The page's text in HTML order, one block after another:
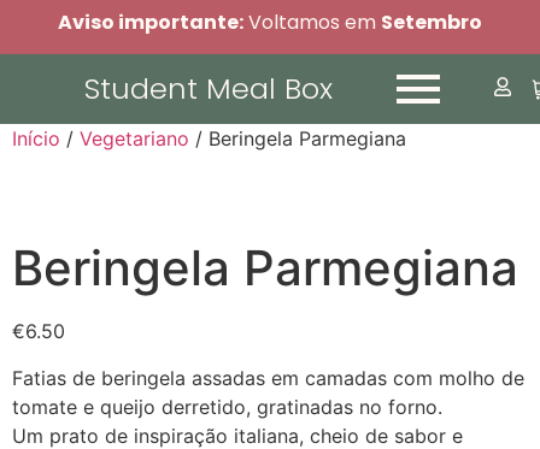
Aviso importante:Voltamos em Setembro
Student Meal Box
Início / Vegetariano / Beringela Parmegiana
Beringela Parmegiana
€6.50
Fatias de beringela assadas em camadas com molho de
tomate e queijo derretido, gratinadas no forno.
Um prato de inspiração italiana, cheio de sabor e